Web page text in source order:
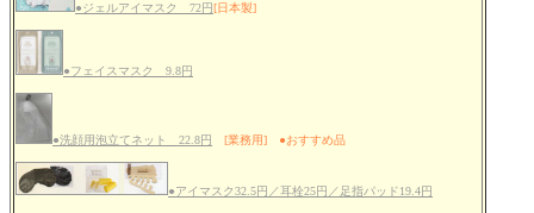
●ジェルアイマスク 72円[日本製]
●フェイスマスク 9.8円
●洗顔用泡立てネット 22.8円 [業務用] ●おすすめ品
●アイマスク32.5円／耳栓25円／足指パッド19.4円